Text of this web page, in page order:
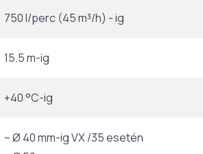
750 l/perc (45 m³/h) - ig
15.5 m-ig
+40 °C-ig
– Ø 40 mm-ig VX /35 esetén